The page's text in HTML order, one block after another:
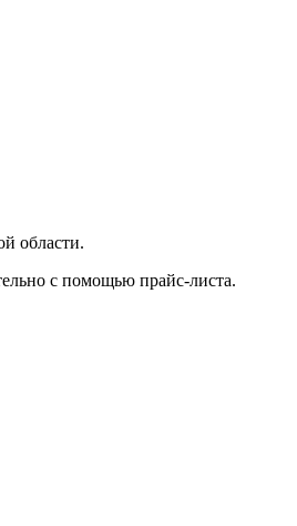
области.
с помощью прайс-листа.